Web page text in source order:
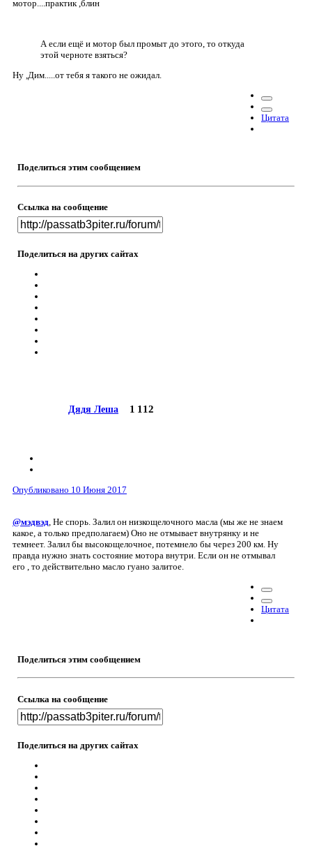
мотор....практик ,блин
А если ещё и мотор был промыт до этого, то откуда
этой черноте взяться?
Ну ,Дим.....от тебя я такого не ожидал.
Цитата
Поделиться этим сообщением
Ссылка на сообщение
Поделиться на других сайтах
Дядя Леша 1 112
Опубликовано 10 Июня 2017
@мэдвэд, Не спорь. Залил он низкощелочного масла (мы же не знаем
какое, а только предполагаем) Оно не отмывает внутрянку и не
темнеет. Залил бы высокощелочное, потемнело бы через 200 км. Ну
правда нужно знать состояние мотора внутри. Если он не отмывал
его , то действительно масло гуано залитое.
Цитата
Поделиться этим сообщением
Ссылка на сообщение
Поделиться на других сайтах